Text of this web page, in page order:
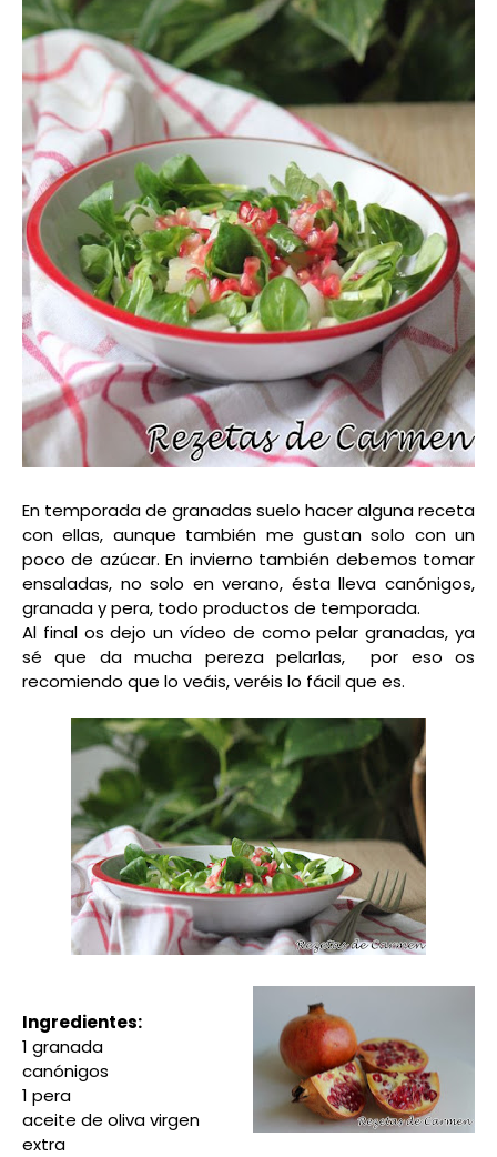
En temporada de granadas suelo hacer alguna receta
con ellas, aunque también me gustan solo con un
poco de azúcar. En invierno también debemos tomar
ensaladas, no solo en verano, ésta lleva canónigos,
granada y pera, todo productos de temporada.
Al final os dejo un vídeo de como pelar granadas, ya
sé que da mucha pereza pelarlas, por eso os
recomiendo que lo veáis, veréis lo fácil que es.
Ingredientes:
1 granada
canónigos
1 pera
aceite de oliva virgen
extra